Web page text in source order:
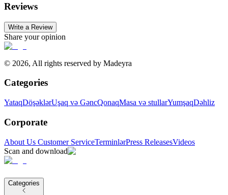
Reviews
Write a Review
Share your opinion
© 2026, All rights reserved by Madeyra
Categories
YataqDöşəklərUşaq və GəncQonaqMasa və stullarYumşaqDəhliz
Corporate
About Us Customer ServiceTerminlərPress ReleasesVideos
Scan and download
Categories